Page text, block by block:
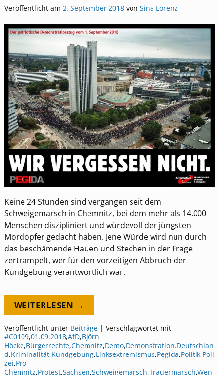
Veröffentlicht am 2. September 2018 von Sina Lorenz
Keine 24 Stunden sind vergangen seit dem
Schweigemarsch in Chemnitz, bei dem mehr als 14.000
Menschen diszipliniert und würdevoll der jüngsten
Mordopfer gedacht haben. Jene Würde wird nun durch
das beschämende Hauen und Stechen in der Frage
zertrampelt, wer für den vorzeitigen Abbruch der
Kundgebung verantwortlich war.
WEITERLESEN →
Veröffentlicht unter Beiträge| Verschlagwortet mit
#C0109,01.09.2018,AfD,Björn
Höcke,Bürgerrechte,Chemnitz,Demo,Demonstration,Deutschlan
d,Kriminalität,Kundgebung,Linksextremismus,Pegida,Politik,Poli
zei,Pro
Chemnitz,Protest,Sachsen,Schweigemarsch,Trauermarsch,Wen